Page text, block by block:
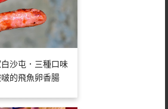
沙屯．三種口味
的飛魚卵香腸